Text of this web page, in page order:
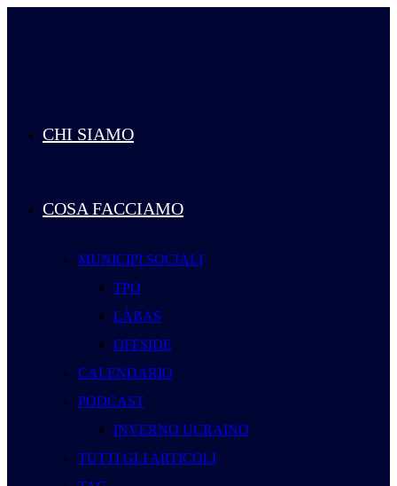
CHI SIAMO
COSA FACCIAMO
MUNICIPI SOCIALI
TPO
LÀBAS
OFFSIDE
CALENDARIO
PODCAST
INVERNO UCRAINO
TUTTI GLI ARTICOLI